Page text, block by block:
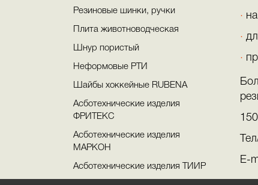
Резиновые шинки, ручки
Плита животноводческая
Шнур пористый
Неформовые РТИ
Шайбы хоккейные RUBENA
Асботехнические изделия
ФРИТЕКС
Асботехнические изделия
МАРКОН
Асботехнические изделия ТИИР
E-